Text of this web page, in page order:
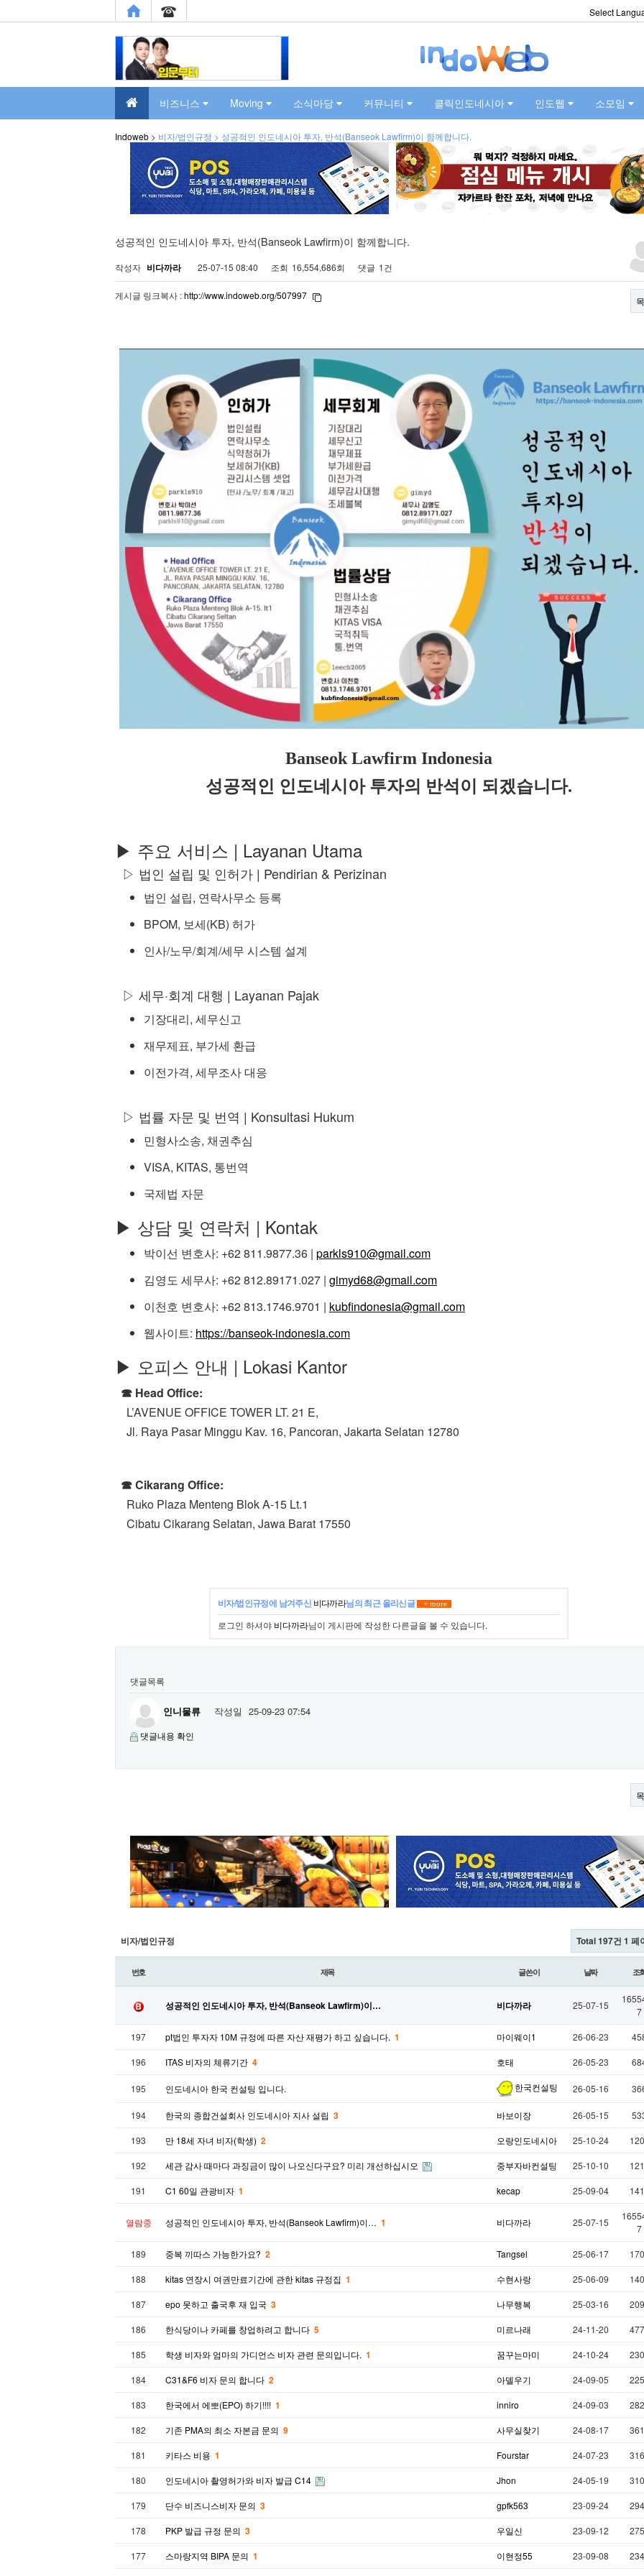
Select
비즈니스 Moving 소식마당 커뮤니티 클릭인도네시아 인도웹 소모임
Indoweb > 비자/법인규정 > 성공적인 인도네시아 투자, 반석(Banseok Lawfirm)이 함께합니다.
성공적인 인도네시아 투자, 반석(Banseok Lawfirm)이 함께합니다.
작성자 비다까라 25-07-15 08:40 조회 16,554,686회 댓글 1건
게시글 링크복사 :http://www.indoweb.org/507997
Banseok Lawfirm Indonesia
성공적인 인도네시아 투자의 반석이 되겠습니다.
▶ 주요 서비스 | Layanan Utama
▷ 법인 설립 및 인허가 | Pendirian & Perizinan
법인 설립, 연락사무소 등록
BPOM, 보세(KB) 허가
인사/노무/회계/세무 시스템 설계
▷ 세무·회계 대행 | Layanan Pajak
기장대리, 세무신고
재무제표, 부가세 환급
이전가격, 세무조사 대응
▷ 법률 자문 및 번역 | Konsultasi Hukum
민형사소송, 채권추심
VISA, KITAS, 통번역
국제법 자문
▶ 상담 및 연락처 | Kontak
박이선 변호사: +62 811.9877.36 | parkls910@gmail.com
김영도 세무사: +62 812.89171.027 | gimyd68@gmail.com
이천호 변호사: +62 813.1746.9701 | kubfindonesia@gmail.com
웹사이트: https://banseok-indonesia.com
▶ 오피스 안내 | Lokasi Kantor
☎ Head Office:
L’AVENUE OFFICE TOWER LT. 21 E,
Jl. Raya Pasar Minggu Kav. 16, Pancoran, Jakarta Selatan 12780
☎ Cikarang Office:
Ruko Plaza Menteng Blok A-15 Lt.1
Cibatu Cikarang Selatan, Jawa Barat 17550
비자/법인규정에 남겨주신 비다까라님의 최근 올리신글 + more
로그인 하셔야 비다까라님이 게시판에 작성한 다른글을 볼 수 있습니다.
댓글목록
인니물류 작성일 25-09-23 07:54
댓글내용 확인
비자/법인규정 Total 197건 1 페
번호 제목 글쓴이 날짜 조
성공적인 인도네시아 투자, 반석(Banseok Lawfirm)이… 비다까라 25-07-15
7
197 pt법인 투자자 10M 규정에 따른 자산 재평가 하고 싶습니다. 1 마이웨이1 26-06-23
196 ITAS 비자의 체류기간 4 호태 26-05-23
195 인도네시아 한국 컨설팅 입니다. 한국컨설팅 26-05-16
194 한국의 종합건설회사 인도네시아 지사 설립 3 바보이장 26-05-15
193 만 18세 자녀 비자(학생) 2 오랑인도네시아 25-10-24
192 세관 감사 때마다 과징금이 많이 나오신다구요? 미리 개선하십시오 중부자바컨설팅 25-10-10
191 C1 60일 관광비자 1 kecap 25-09-04
열람중 성공적인 인도네시아 투자, 반석(Banseok Lawfirm)이… 1 비다까라 25-07-15
7
189 중복 끼따스 가능한가요? 2 Tangsel 25-06-17
188 kitas 연장시 여권만료기간에 관한 kitas 규정집 1 수현사랑 25-06-09
187 epo 못하고 출국후 재 입국 3 나무행복 25-03-16
186 한식당이나 카페를 창업하려고 합니다 5 미르나래 24-11-20
185 학생 비자와 엄마의 가디언스 비자 관련 문의입니다. 1 꿈꾸는마미 24-10-24
184 C31&F6 비자 문의 합니다 2 아델우기 24-09-05
183 한국에서 에뽀(EPO) 하기!!!! 1 inniro 24-09-03
182 기존 PMA의 최소 자본금 문의 9 사무실찾기 24-08-17
181 키타스 비용 1 Fourstar 24-07-23
180 인도네시아 촬영허가와 비자 발급 C14 Jhon 24-05-19
179 단수 비즈니스비자 문의 3 gpfk563 23-09-24
178 PKP 발급 규정 문의 3 우일신 23-09-12
177 스마랑지역 BIPA 문의 1 이현정55 23-09-08